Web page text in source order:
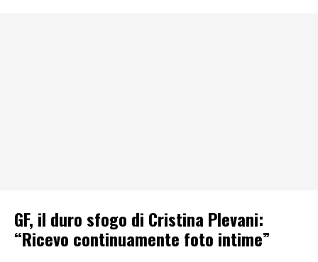
GF, il duro sfogo di Cristina Plevani:
“Ricevo continuamente foto intime”